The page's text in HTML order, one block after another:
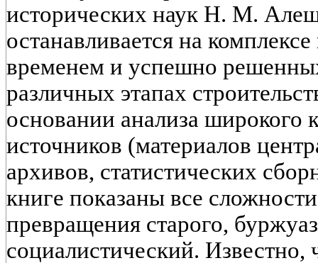
исторических наук Н. М.
останавливается на
временем и успешно
различных этапах
основании анализа широкого
источников (материалов
архивов, статистических
книге показаны все
превращения старого,
социалистический. Известно,